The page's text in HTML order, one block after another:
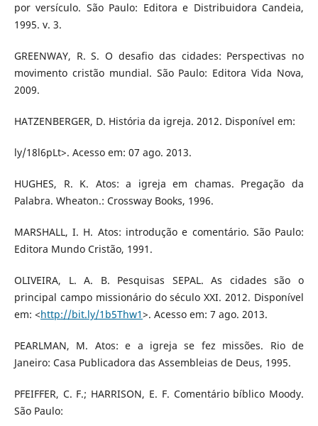
por versículo. São Paulo: Editora e Distribuidora Candeia,
1995. v. 3.
GREENWAY, R. S. O desafio das cidades: Perspectivas no
movimento cristão mundial. São Paulo: Editora Vida Nova,
2009.
HATZENBERGER, D. História da igreja. 2012. Disponível em:
ly/18l6pLt>. Acesso em: 07 ago. 2013.
HUGHES, R. K. Atos: a igreja em chamas. Pregação da
Palabra. Wheaton.: Crossway Books, 1996.
MARSHALL, I. H. Atos: introdução e comentário. São Paulo:
Editora Mundo Cristão, 1991.
OLIVEIRA, L. A. B. Pesquisas SEPAL. As cidades são o
principal campo missionário do século XXI. 2012. Disponível
em: <http://bit.ly/1b5Thw1>. Acesso em: 7 ago. 2013.
PEARLMAN, M. Atos: e a igreja se fez missões. Rio de
Janeiro: Casa Publicadora das Assembleias de Deus, 1995.
PFEIFFER, C. F.; HARRISON, E. F. Comentário bíblico Moody.
São Paulo: